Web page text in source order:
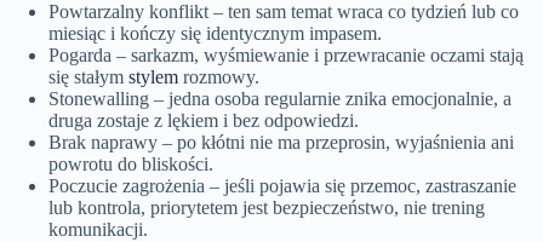
Powtarzalny konflikt – ten sam temat wraca co tydzień lub co
miesiąc i kończy się identycznym impasem.
Pogarda – sarkazm, wyśmiewanie i przewracanie oczami stają
się stałym stylem rozmowy.
Stonewalling – jedna osoba regularnie znika emocjonalnie, a
druga zostaje z lękiem i bez odpowiedzi.
Brak naprawy – po kłótni nie ma przeprosin, wyjaśnienia ani
powrotu do bliskości.
Poczucie zagrożenia – jeśli pojawia się przemoc, zastraszanie
lub kontrola, priorytetem jest bezpieczeństwo, nie trening
komunikacji.